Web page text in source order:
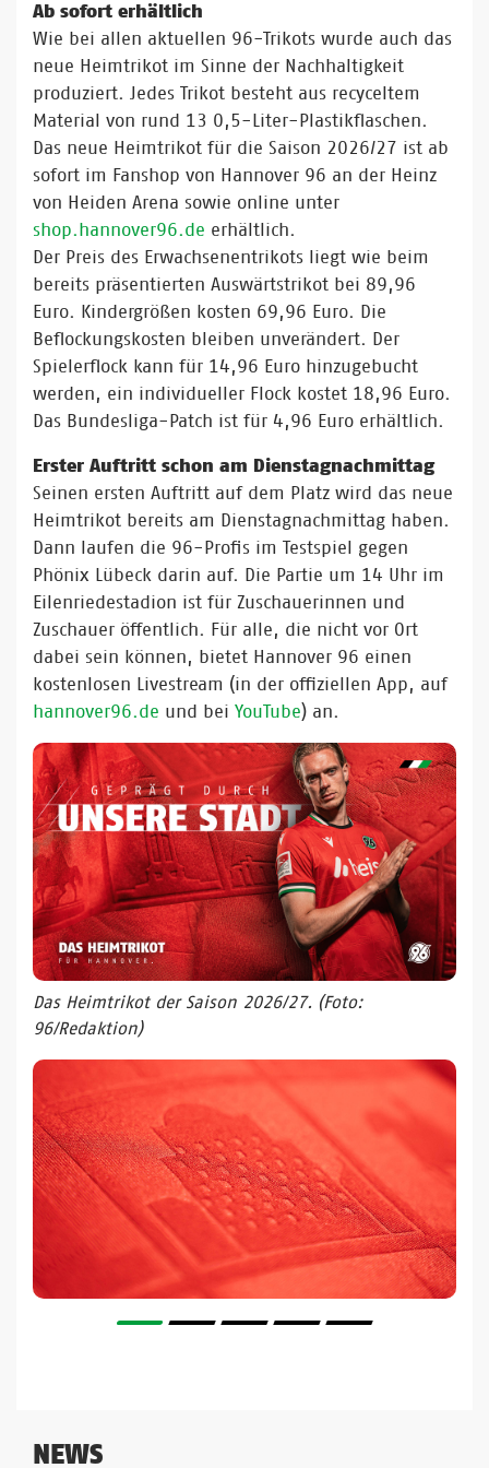
Ab sofort erhältlich
Wie bei allen aktuellen 96-Trikots wurde auch das
neue Heimtrikot im Sinne der Nachhaltigkeit
produziert. Jedes Trikot besteht aus recyceltem
Material von rund 13 0,5-Liter-Plastikflaschen.
Das neue Heimtrikot für die Saison 2026/27 ist ab
sofort im Fanshop von Hannover 96 an der Heinz
von Heiden Arena sowie online unter
shop.hannover96.de erhältlich.
Der Preis des Erwachsenentrikots liegt wie beim
bereits präsentierten Auswärtstrikot bei 89,96
Euro. Kindergrößen kosten 69,96 Euro. Die
Beflockungskosten bleiben unverändert. Der
Spielerflock kann für 14,96 Euro hinzugebucht
werden, ein individueller Flock kostet 18,96 Euro.
Das Bundesliga-Patch ist für 4,96 Euro erhältlich.
Erster Auftritt schon am Dienstagnachmittag
Seinen ersten Auftritt auf dem Platz wird das neue
Heimtrikot bereits am Dienstagnachmittag haben.
Dann laufen die 96-Profis im Testspiel gegen
Phönix Lübeck darin auf. Die Partie um 14 Uhr im
Eilenriedestadion ist für Zuschauerinnen und
Zuschauer öffentlich. Für alle, die nicht vor Ort
dabei sein können, bietet Hannover 96 einen
kostenlosen Livestream (in der offiziellen App, auf
hannover96.de und bei YouTube) an.
Das Heimtrikot der Saison 2026/27. (Foto:
96/Redaktion)
NEWS